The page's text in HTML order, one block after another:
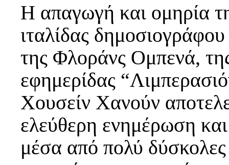
Η απαγωγή και ομηρία
ιταλίδας
της Φλοράνς Ομπενά,
εφημερίδας
Χουσείν Χανούν
ελεύθερη ενημέρωση
μέσα από πολύ